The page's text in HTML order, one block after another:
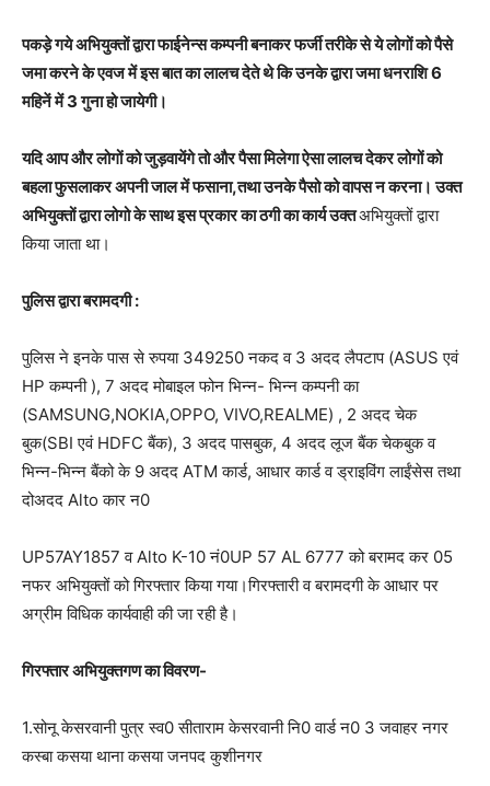
पकड़े गये अभियुक्तों द्वारा फाईनेन्स कम्पनी बनाकर फर्जी तरीके से ये लोगों को पैसे
जमा करने के एवज में इस बात का लालच देते थे कि उनके द्वारा जमा धनराशि 6
महिनें में 3 गुना हो जायेगी।
यदि आप और लोगों को जुड़वायेंगे तो और पैसा मिलेगा ऐसा लालच देकर लोगों को
बहला फुसलाकर अपनी जाल में फसाना,तथा उनके पैसो को वापस न करना। उक्त
अभियुक्तों द्वारा लोगो के साथ इस प्रकार का ठगी का कार्य उक्तअभियुक्तों द्वारा
किया जाता था।
पुलिस द्वारा बरामदगी :
पुलिस ने इनके पास से रुपया 349250 नकद व 3 अदद लैपटाप (ASUS एवं
HP कम्पनी ), 7 अदद मोबाइल फोन भिन्न- भिन्न कम्पनी का
(SAMSUNG,NOKIA,OPPO, VIVO,REALME) , 2 अदद चेक
बुक(SBI एवं HDFC बैंक), 3 अदद पासबुक, 4 अदद लूज बैंक चेकबुक व
भिन्न-भिन्न बैंको के 9 अदद ATM कार्ड, आधार कार्ड व ड्राइविंग लाईंसेस तथा
दोअदद Alto कार न0
UP57AY1857 व Alto K-10 नं0UP 57 AL 6777 को बरामद कर 05
नफर अभियुक्तों को गिरफ्तार किया गया।गिरफ्तारी व बरामदगी के आधार पर
अग्रीम विधिक कार्यवाही की जा रही है।
गिरफ्तार अभियुक्तगण का विवरण-
1.सोनू केसरवानी पुत्र स्व0 सीताराम केसरवानी नि0 वार्ड न0 3 जवाहर नगर
कस्बा कसया थाना कसया जनपद कुशीनगर